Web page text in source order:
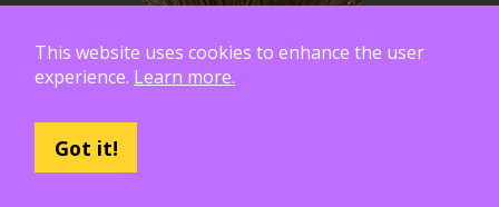
This website uses cookies to enhance the user
experience. Learn more.
Got it!